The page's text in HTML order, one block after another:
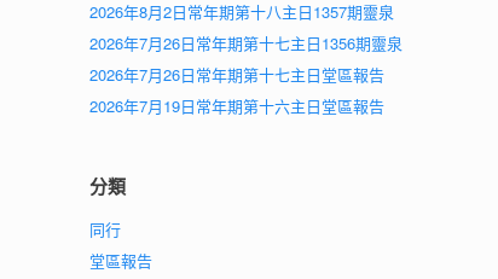
2026年8月2日常年期第十八主日1357期靈泉
2026年7月26日常年期第十七主日1356期靈泉
2026年7月26日常年期第十七主日堂區報告
2026年7月19日常年期第十六主日堂區報告
分類
同行
堂區報告